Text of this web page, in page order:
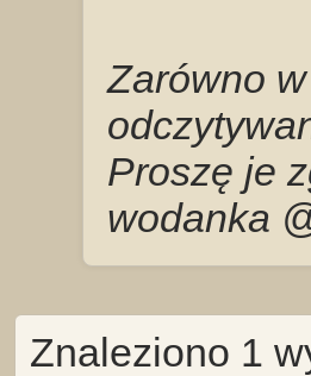
Zarówno
Proszę je
wodanka
Znaleziono 1